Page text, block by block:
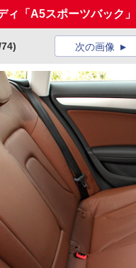
ィ「A5スポーツバック」
次の画像